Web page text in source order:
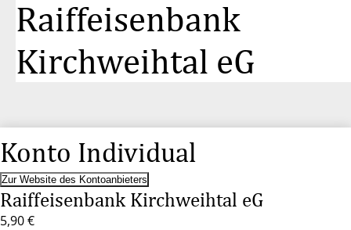
Raiffeisenbank
Kirchweihtal eG
Konto Individual
Zur Website des Kontoanbieters
Raiffeisenbank Kirchweihtal eG
5,90 €